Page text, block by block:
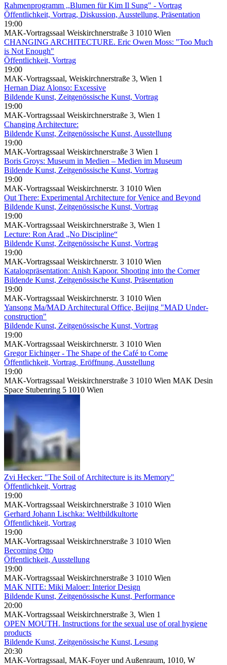
Rahmenprogramm ,,Blumen für Kim Il Sung" - Vortrag
Öffentlichkeit, Vortrag, Diskussion, Ausstellung, Präsentation
19:00
MAK-Vortragssaal Weiskirchnerstraße 3 1010 Wien
CHANGING ARCHITECTURE. Eric Owen Moss: "Too Much
is Not Enough"
Öffentlichkeit, Vortrag
19:00
MAK-Vortragssaal, Weiskirchnerstraße 3, Wien 1
Hernan Diaz Alonso: Excessive
Bildende Kunst, Zeitgenössische Kunst, Vortrag
19:00
MAK-Vortragssaal Weiskirchnerstraße 3, Wien 1
Changing Architecture:
Bildende Kunst, Zeitgenössische Kunst, Ausstellung
19:00
MAK-Vortragssaal Weiskirchnerstraße 3 Wien 1
Boris Groys: Museum in Medien – Medien im Museum
Bildende Kunst, Zeitgenössische Kunst, Vortrag
19:00
MAK-Vortragssaal Weiskirchnerstr. 3 1010 Wien
Out There: Experimental Architecture for Venice and Beyond
Bildende Kunst, Zeitgenössische Kunst, Vortrag
19:00
MAK-Vortragssaal Weiskirchnerstraße 3, Wien 1
Lecture: Ron Arad „No Discipline“
Bildende Kunst, Zeitgenössische Kunst, Vortrag
19:00
MAK-Vortragssaal Weiskirchnerstr. 3 1010 Wien
Katalogpräsentation: Anish Kapoor. Shooting into the Corner
Bildende Kunst, Zeitgenössische Kunst, Präsentation
19:00
MAK-Vortragssaal Weiskirchnerstr. 3 1010 Wien
Yansong Ma/MAD Architectural Office, Beijing "MAD Under-
construction"
Bildende Kunst, Zeitgenössische Kunst, Vortrag
19:00
MAK-Vortragssaal Weiskirchnerstr. 3 1010 Wien
Gregor Eichinger - The Shape of the Café to Come
Öffentlichkeit, Vortrag, Eröffnung, Ausstellung
19:00
MAK-Vortragssaal Weiskirchnerstraße 3 1010 Wien MAK Desin
Space Stubenring 5 1010 Wien
Zvi Hecker: "The Soil of Architecture is its Memory"
Öffentlichkeit, Vortrag
19:00
MAK-Vortragssaal Weiskirchnerstraße 3 1010 Wien
Gerhard Johann Lischka: Weltbildkultorte
Öffentlichkeit, Vortrag
19:00
MAK-Vortragssaal Weiskirchnerstraße 3 1010 Wien
Becoming Otto
Öffentlichkeit, Ausstellung
19:00
MAK-Vortragssaal Weiskirchnerstraße 3 1010 Wien
MAK NITE: Miki Maloer: Interior Design
Bildende Kunst, Zeitgenössische Kunst, Performance
20:00
MAK-Vortragssaal Weiskirchnerstraße 3, Wien 1
OPEN MOUTH. Instructions for the sexual use of oral hygiene
products
Bildende Kunst, Zeitgenössische Kunst, Lesung
20:30
MAK-Vortragssaal, MAK-Foyer und Außenraum, 1010, W